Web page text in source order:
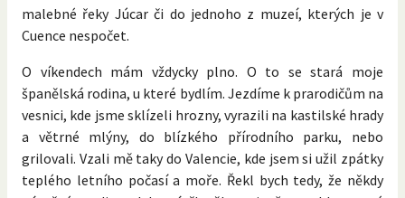
malebné řeky Júcar či do jednoho z muzeí, kterých je v
Cuence nespočet.
O víkendech mám vždycky plno. O to se stará moje
španělská rodina, u které bydlím. Jezdíme k prarodičům na
vesnici, kde jsme sklízeli hrozny, vyrazili na kastilské hrady
a větrné mlýny, do blízkého přírodního parku, nebo
grilovali. Vzali mě taky do Valencie, kde jsem si užil zpátky
teplého letního počasí a moře. Řekl bych tedy, že někdy